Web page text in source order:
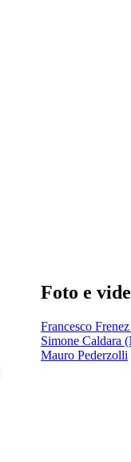
Foto e
Francesco
Simone Caldara
Mauro Pederzolli